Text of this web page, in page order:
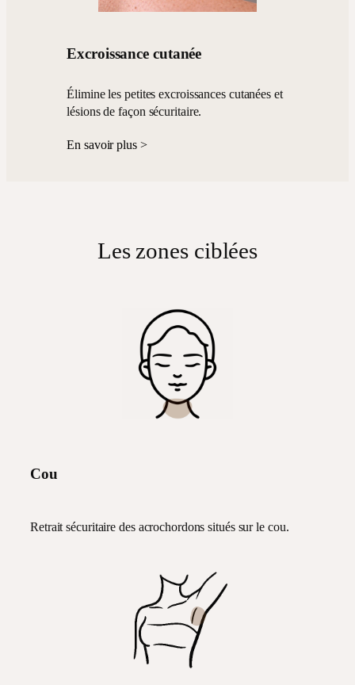
Excroissance cutanée
Élimine les petites excroissances cutanées et
lésions de façon sécuritaire.
En savoir plus >
Les zones ciblées
Cou
Retrait sécuritaire des acrochordons situés sur le cou.